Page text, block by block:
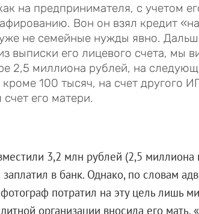
на предпринимателя, с учетом
Вон он взял кредит
не семейные нужды явно.
выписки его лицевого счета, мы
2,5 миллиона рублей, на
100 тысяч, на счет другого
его матери.
3,2 млн рублей (2,5 миллиона
в банк. Однако, по словам
потратил на эту цель лишь
организации вносила его мать.